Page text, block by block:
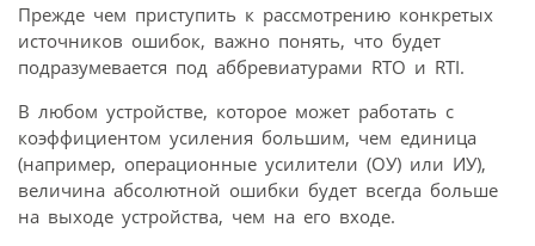
Прежде чем приступить к рассмотрению конкретых
источников ошибок, важно понять, что будет
подразумевается под аббревиатурами RTO и RTI.
В любом устройстве, которое может работать с
коэффициентом усиления большим, чем единица
(например, операционные усилители (ОУ) или ИУ),
величина абсолютной ошибки будет всегда больше
на выходе устройства, чем на его входе.